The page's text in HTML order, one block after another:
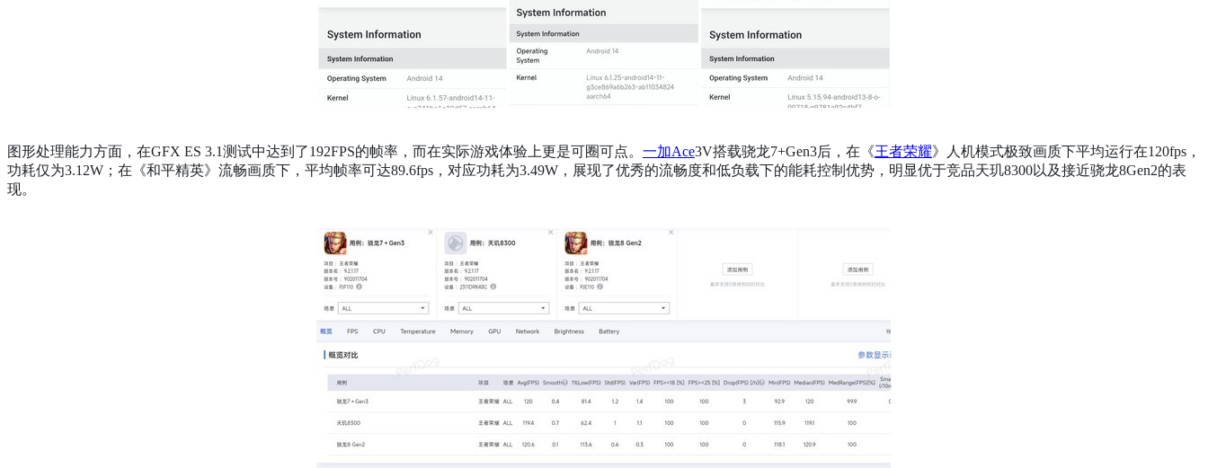
图形处理能力方面，在GFX ES 3.1测试中达到了192FPS的帧率，而在实际游戏体验上更是可圈可点。 一加Ace3V搭载骁龙7+Gen3后，在《王者荣耀》人机模式极致画质下平均运行在120fps，
功耗仅为3.12W；在《和平精英》流畅画质下，平均帧率可达89.6fps，对应功耗为3.49W，展现了优秀的流畅度和低负载下的能耗控制优势，明显优于竞品天玑8300以及接近骁龙8Gen2的表
现。